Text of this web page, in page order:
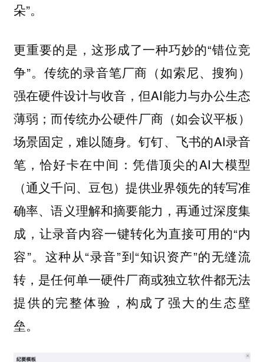
朵”。
更重要的是，这形成了一种巧妙的“错位竞
争”。传统的录音笔厂商（如索尼、搜狗）
强在硬件设计与收音，但AI能力与办公生态
薄弱；而传统办公硬件厂商（如会议平板）
场景固定，难以随身。钉钉、飞书的AI录音
笔，恰好卡在中间：凭借顶尖的AI大模型
（通义千问、豆包）提供业界领先的转写准
确率、语义理解和摘要能力，再通过深度集
成，让录音内容一键转化为直接可用的“内
容”。这种从“录音”到“知识资产”的无缝流
转，是任何单一硬件厂商或独立软件都无法
提供的完整体验，构成了强大的生态壁
垒。